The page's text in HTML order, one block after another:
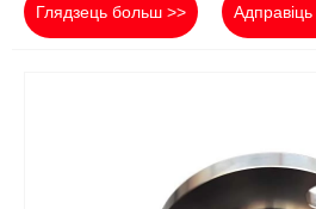
Глядзець больш >>